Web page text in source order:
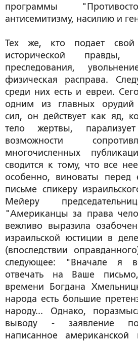
программы
антисемитизму, насилию и
Тех же, кто подает
исторической правды,
преследования,
физическая расправа.
среди них есть и евреи.
одним из главных орудий
сил, он действует как яд,
тело жертвы,
возможности
многочисленных
сводится к тому, что все
особенно, виноваты
письме спикеру
Мейеру
"Американцы за права
вежливо выразила
израильской юстиции в
(впоследствии
следующее: "Вначале я
отвечать на Ваше
времени Богдана
народа есть большие
народу... Однако,
выводу - заявление
написанное американской